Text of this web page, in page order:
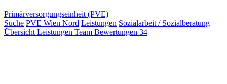
Primärversorgungseinheit (PVE)
Suche PVE Wien Nord Leistungen Sozialarbeit / Sozialberatung
Übersicht Leistungen Team Bewertungen 34